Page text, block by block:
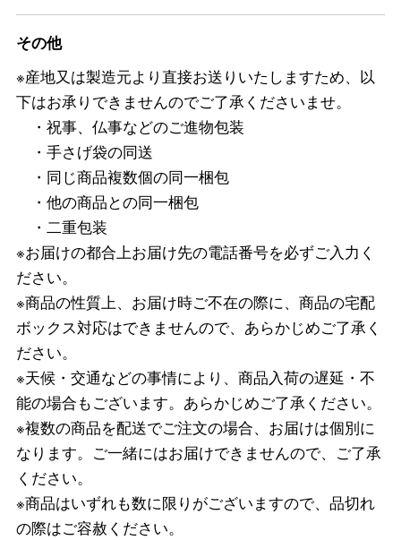
その他
※産地又は製造元より直接お送りいたしますため、以
下はお承りできませんのでご了承くださいませ。
・祝事、仏事などのご進物包装
・手さげ袋の同送
・同じ商品複数個の同一梱包
・他の商品との同一梱包
・二重包装
※お届けの都合上お届け先の電話番号を必ずご入力く
ださい。
※商品の性質上、お届け時ご不在の際に、商品の宅配
ボックス対応はできませんので、あらかじめご了承く
ださい。
※天候・交通などの事情により、商品入荷の遅延・不
能の場合もございます。あらかじめご了承ください。
※複数の商品を配送でご注文の場合、お届けは個別に
なります。ご一緒にはお届けできませんので、ご了承
ください。
※商品はいずれも数に限りがございますので、品切れ
の際はご容赦ください。